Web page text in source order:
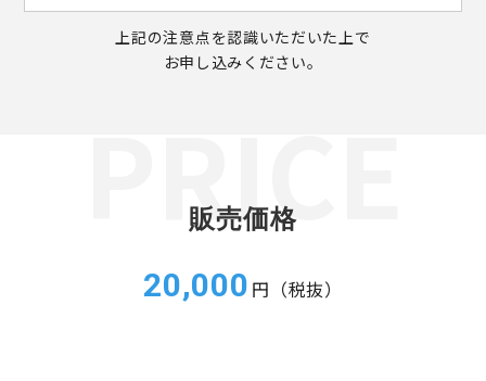
上記の注意点を認識いただいた上で
お申し込みください。
販売価格
20,000 円（税抜）